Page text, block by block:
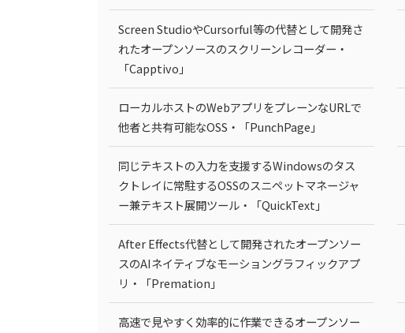
Screen StudioやCursorful等の代替として開発さ
れたオープンソースのスクリーンレコーダー・
「Capptivo」
ローカルホストのWebアプリをプレーンなURLで
他者と共有可能なOSS・「PunchPage」
同じテキストの入力を支援するWindowsのタス
クトレイに常駐するOSSのスニペットマネージャ
ー兼テキスト展開ツール・「QuickText」
After Effects代替として開発されたオープンソー
スのAIネイティブなモーショングラフィックアプ
リ・「Premation」
高速で見やすく効率的に作業できるオープンソー